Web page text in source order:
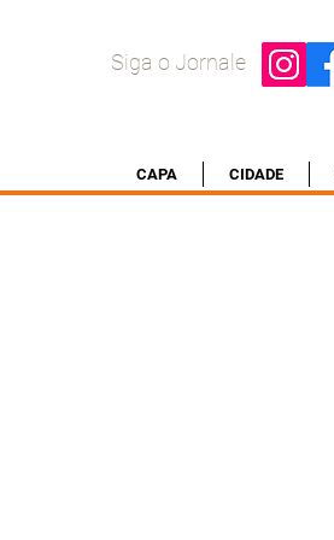
Siga o Jornale
CAPA CIDADE